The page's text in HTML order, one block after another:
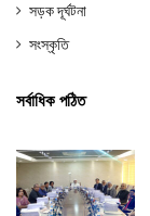
সড়ক দূর্ঘটনা
সংস্কৃতি
সর্বাধিক পঠিত